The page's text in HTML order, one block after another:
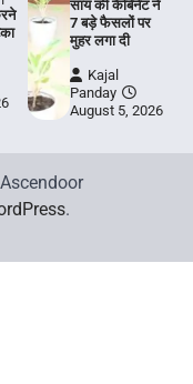
साय की कैबिनेट ने
7 बड़े फैसलों पर
मुहर लगा दी
Kajal
Panday
August 5, 2026
.